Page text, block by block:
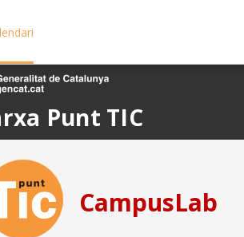
Punt TIC
CampusLab